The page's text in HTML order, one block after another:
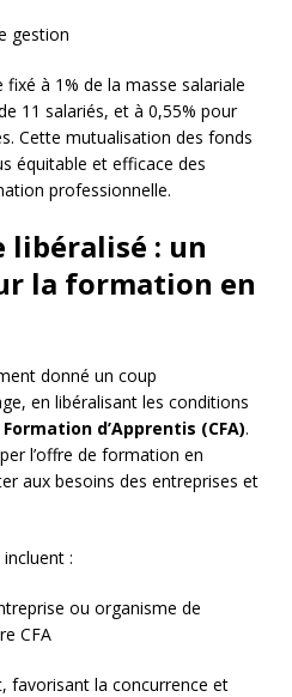
gestion
à 1% de la masse salariale
11 salariés, et à 0,55% pour
Cette mutualisation des fonds
équitable et efficace des
professionnelle.
libéralisé : un
la formation en
donné un coup
en libéralisant les conditions
d’Apprentis (CFA).
l’offre de formation en
aux besoins des entreprises et
:
ou organisme de
CFA
favorisant la concurrence et